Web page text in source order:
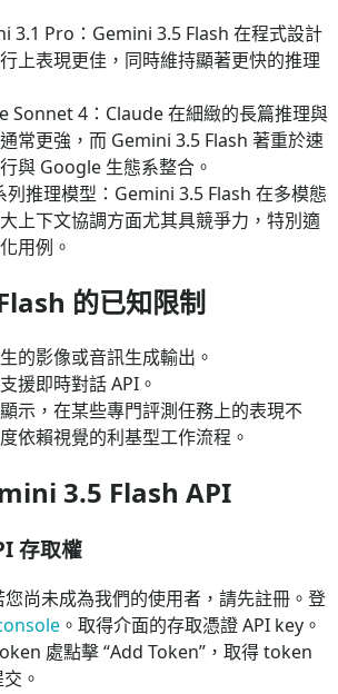
3.1 Pro：Gemini 3.5 Flash 在程式設計
上表現更佳，同時維持顯著更快的推理
Sonnet 4：Claude 在細緻的長篇推理與
常更強，而 Gemini 3.5 Flash 著重於速
與 Google 生態系整合。
列推理模型：Gemini 3.5 Flash 在多模態
上下文協調方面尤其具競爭力，特別適
用例。
的已知限制
的影像或音訊生成輸出。
援即時對話 API。
示，在某些專門評測任務上的表現不
依賴視覺的利基型工作流程。
3.5 Flash API
存取權
尚未成為我們的使用者，請先註冊。登
。取得介面的存取憑證 API key。
處點擊 “Add Token”，取得 token
。